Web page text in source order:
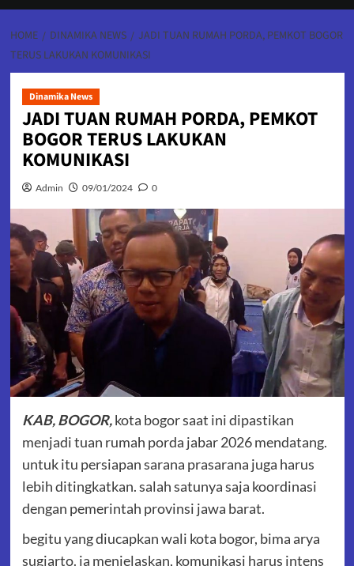
HOME DINAMIKA NEWS
JADI TUAN RUMAH PORDA, PEMKOT BOGOR
TERUS LAKUKAN KOMUNIKASI
Dinamika News
JADI TUAN RUMAH PORDA, PEMKOT
BOGOR TERUS LAKUKAN
KOMUNIKASI
Admin 09/01/2024 0
KAB, BOGOR,kota bogor saat ini dipastikan
menjadi tuan rumah porda jabar 2026 mendatang.
untuk itu persiapan sarana prasarana juga harus
lebih ditingkatkan. salah satunya saja koordinasi
dengan pemerintah provinsi jawa barat.
begitu yang diucapkan wali kota bogor, bima arya
sugiarto. ia menjelaskan, komunikasi harus intens